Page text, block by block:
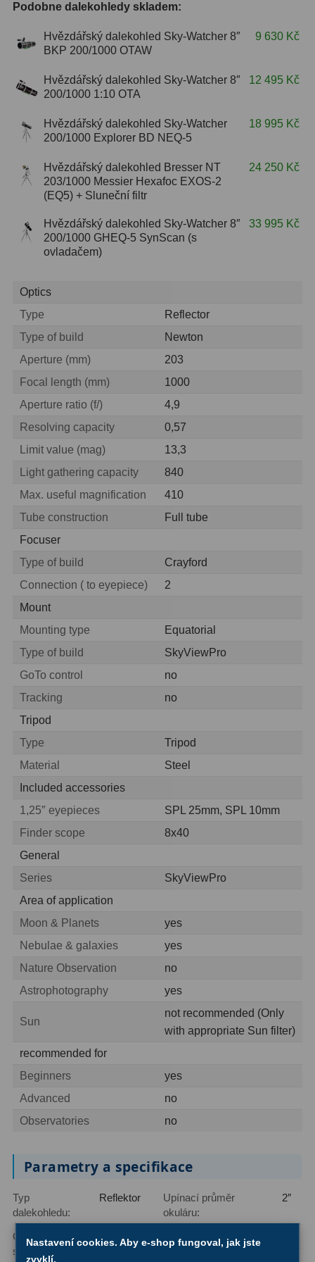
ED a Flat Field12
Měřící, s mřížkou6
Ostatní 30
Doplňky
Filtry 181
Sluneční42
Širokopásmové
Hβ6
SII2
Barevné66
Barlow čočky65
Barlow 2x38
Barlow 3x
Barlow 4x
Barlow 5x
Převracecí4
Optické hledáčky
Red Dot hledáčky
Úchyty a držáky hledáčků
Příslušenství54
Redukce 1,25" a 2"
Svítilny
Čištění 28
Ostatní1
Montáže
Fotografické montáže
Stativy a pilíře3
Upínací prvky
Závaží3
Podobne dalekohledy skladem:
Hvězdářský dalekohled Sky-Watcher 8″
BKP 200/1000 OTAW
9 630 Kč
Hvězdářský dalekohled Sky-Watcher 8″
200/1000 1:10 OTA
12 495 Kč
Hvězdářský dalekohled Sky-Watcher
200/1000 Explorer BD NEQ-5
18 995 Kč
Hvězdářský dalekohled Bresser NT
203/1000 Messier Hexafoc EXOS-2
(EQ5) + Sluneční filtr
24 250 Kč
Hvězdářský dalekohled Sky-Watcher 8″
200/1000 GHEQ-5 SynScan (s
ovladačem)
33 995 Kč
Optics
Type
Reflector
Type of build
Newton
Aperture (mm)
203
Focal length (mm)
1000
Aperture ratio (f/)
4,9
Resolving capacity
0,57
Limit value (mag)
13,3
Light gathering capacity
840
Max. useful magnification
410
Tube construction
Full tube
Focuser
Type of build
Crayford
Connection ( to eyepiece)
2
Mount
Mounting type
Equatorial
Type of build
SkyViewPro
GoTo control
no
Tracking
no
Tripod
Type
Tripod
Material
Steel
Included accessories
1,25″ eyepieces
SPL 25mm, SPL 10mm
Finder scope
8x40
General
Series
SkyViewPro
Area of application
Moon & Planets
yes
Nebulae & galaxies
yes
Nature Observation
no
Astrophotography
yes
Sun
not recommended (Only
with appropriate Sun filter)
recommended for
Beginners
yes
Advanced
no
Observatories
no
Parametry a specifikace
Typ
dalekohledu:
Reflektor
Optická
schémata:
Newton
Upínací průměr
okuláru:
2″
Montáž:
Rovníková
Nastavení cookies. Aby e-shop fungoval, jak jste
zvyklí.